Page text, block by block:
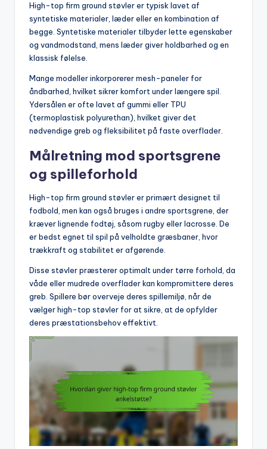
High-top firm ground støvler er typisk lavet af
syntetiske materialer, læder eller en kombination af
begge. Syntetiske materialer tilbyder lette egenskaber
og vandmodstand, mens læder giver holdbarhed og en
klassisk følelse.
Mange modeller inkorporerer mesh-paneler for
åndbarhed, hvilket sikrer komfort under længere spil.
Ydersålen er ofte lavet af gummi eller TPU
(termoplastisk polyurethan), hvilket giver det
nødvendige greb og fleksibilitet på faste overflader.
Målretning mod sportsgrene
og spilleforhold
High-top firm ground støvler er primært designet til
fodbold, men kan også bruges i andre sportsgrene, der
kræver lignende fodtøj, såsom rugby eller lacrosse. De
er bedst egnet til spil på velholdte græsbaner, hvor
trækkraft og stabilitet er afgørende.
Disse støvler præsterer optimalt under tørre forhold, da
våde eller mudrede overflader kan kompromittere deres
greb. Spillere bør overveje deres spillemiljø, når de
vælger high-top støvler for at sikre, at de opfylder
deres præstationsbehov effektivt.